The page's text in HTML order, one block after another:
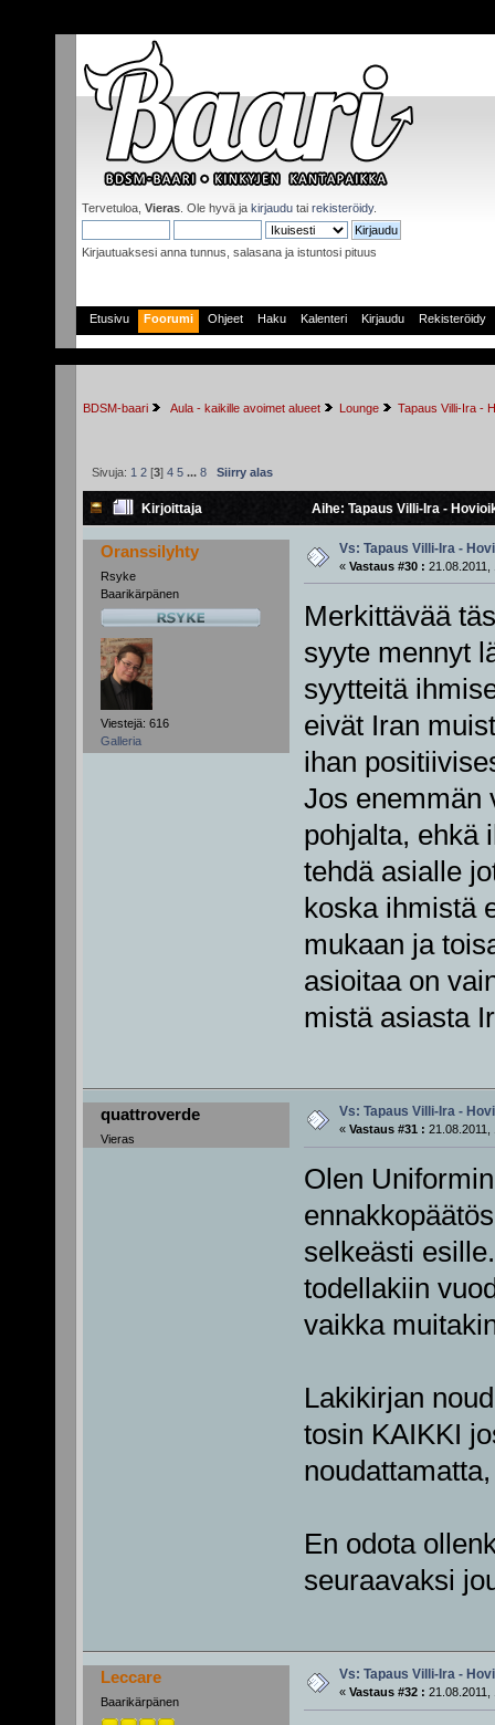
Tervetuloa, Vieras . Ole hyvä ja kirjaudu tai rekisteröidy.
Kirjautuaksesi anna tunnus, salasana ja istuntosi pituus
Etusivu Foorumi Ohjeet Haku Kalenteri Kirjaudu Rekisteröidy
BDSM-baari Aula - kaikille avoimet alueet Lounge Tapaus Villi-Ira -
Sivuja: 1 2[3] 4 5 ... 8 Siirry alas
Kirjoittaja Aihe: Tapaus Villi-Ira -
Oranssilyhty
Rsyke
Baarikärpänen
Viestejä: 616
Galleria
Vs: Tapaus Villi-Ira -
« Vastaus #30 : 21.08.2011,
Merkittävää
syyte mennyt
syytteitä
eivät Iran
ihan
Jos enemmän
pohjalta, ehkä
tehdä asialle
koska ihmistä
mukaan ja
asioitaa on
mistä asiasta
quattroverde
Vieras
Vs: Tapaus Villi-Ira -
« Vastaus #31 : 21.08.2011,
Olen
selkeästi
todellakiin
vaikka
Lakikirjan
tosin KAIKKI
En odota
seuraavaksi
Leccare
Baarikärpänen
Vs: Tapaus Villi-Ira -
« Vastaus #32 : 21.08.2011,